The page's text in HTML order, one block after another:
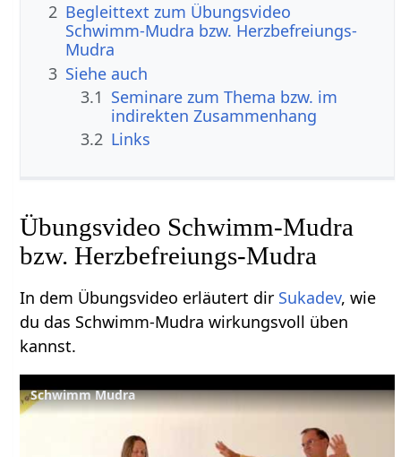
2 Begleittext zum Übungsvideo
Schwimm-Mudra bzw. Herzbefreiungs-
Mudra
3 Siehe auch
3.1 Seminare zum Thema bzw. im
indirekten Zusammenhang
3.2 Links
Übungsvideo Schwimm-Mudra
bzw. Herzbefreiungs-Mudra
In dem Übungsvideo erläutert dir Sukadev, wie
du das Schwimm-Mudra wirkungsvoll üben
kannst.
Schwimm Mudra